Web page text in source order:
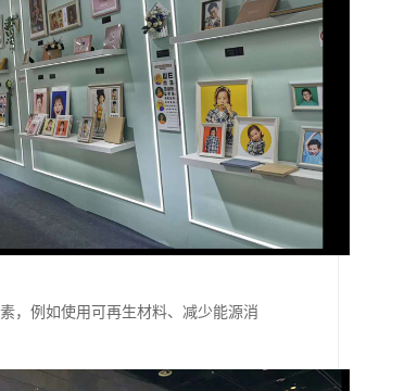
，例如使用可再生材料、减少能源消